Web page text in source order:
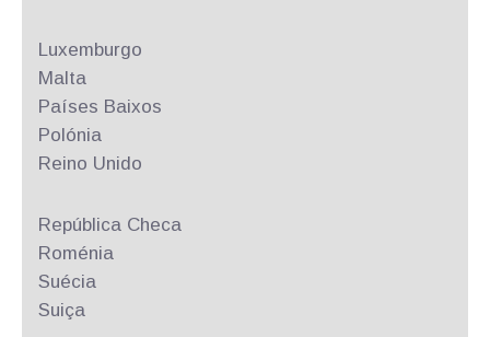
Luxemburgo
Malta
Países Baixos
Polónia
Reino Unido
República Checa
Roménia
Suécia
Suiça